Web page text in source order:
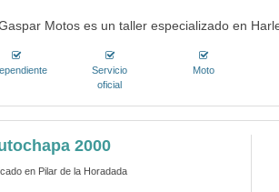
Motos es un taller especializado en
Servicio
oficial
Moto
2000
en Pilar de la Horadada